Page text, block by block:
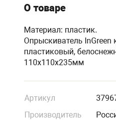
О товаре
Материал: пластик.
Опрыскиватель InGreen
пластиковый,
110х110х235мм
Артикул
Производитель